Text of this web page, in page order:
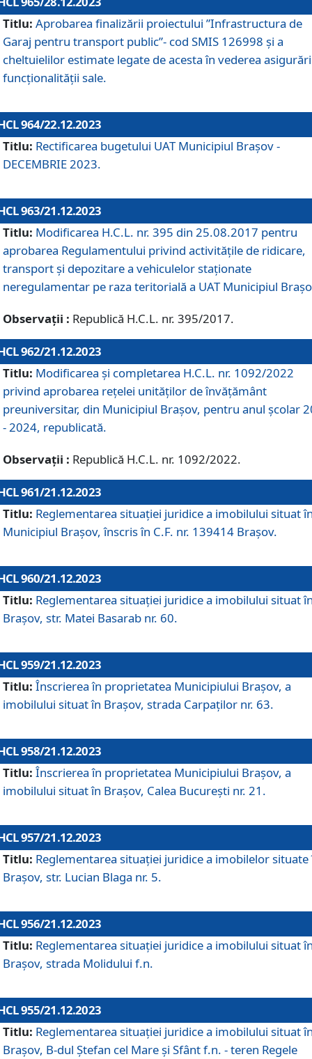
Titlu: Aprobarea finalizării proiectului ”Infrastructura de
Garaj pentru transport public”- cod SMIS 126998 și a
cheltuielilor estimate legate de acesta în vederea
funcționalității sale.
964/22.12.2023
Titlu: Rectificarea bugetului UAT Municipiul Braşov -
DECEMBRIE 2023.
963/21.12.2023
Titlu: Modificarea H.C.L. nr. 395 din 25.08.2017 pentru
aprobarea Regulamentului privind activitățile de ridicare,
transport şi depozitare a vehiculelor staționate
neregulamentar pe raza teritorială a UAT Municipiul
Observații : Republică H.C.L. nr. 395/2017.
962/21.12.2023
Titlu: Modificarea și completarea H.C.L. nr. 1092/2022
privind aprobarea rețelei unităților de învăţământ
preuniversitar, din Municipiul Braşov, pentru anul școlar
- 2024, republicată.
Observații : Republică H.C.L. nr. 1092/2022.
961/21.12.2023
Titlu: Reglementarea situației juridice a imobilului situat
Municipiul Brașov, înscris în C.F. nr. 139414 Brașov.
960/21.12.2023
Titlu: Reglementarea situației juridice a imobilului situat
Brașov, str. Matei Basarab nr. 60.
959/21.12.2023
Titlu: Înscrierea în proprietatea Municipiului Brașov, a
imobilului situat în Brașov, strada Carpaților nr. 63.
958/21.12.2023
Titlu: Înscrierea în proprietatea Municipiului Brașov, a
imobilului situat în Brașov, Calea București nr. 21.
957/21.12.2023
Titlu: Reglementarea situației juridice a imobilelor situate
Brașov, str. Lucian Blaga nr. 5.
956/21.12.2023
Titlu: Reglementarea situației juridice a imobilului situat
Brașov, strada Molidului f.n.
955/21.12.2023
Titlu: Reglementarea situației juridice a imobilului situat
Brașov, B-dul Ștefan cel Mare și Sfânt f.n. - teren Regele